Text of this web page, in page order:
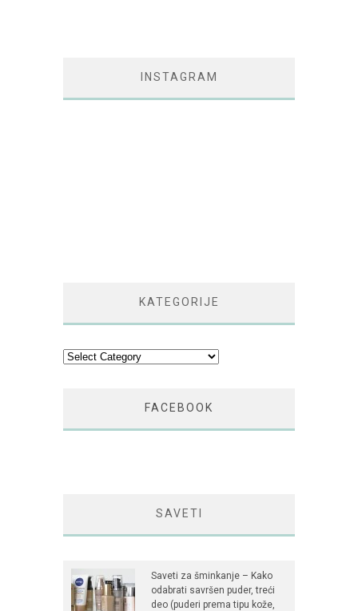
INSTAGRAM
KATEGORIJE
Kategorije
FACEBOOK
SAVETI
Saveti za šminkanje – Kako
odabrati savršen puder, treći
deo (puderi prema tipu kože,